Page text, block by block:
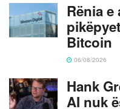
Rënia
Bitcoin
06/08/2026
Hank
AI nuk